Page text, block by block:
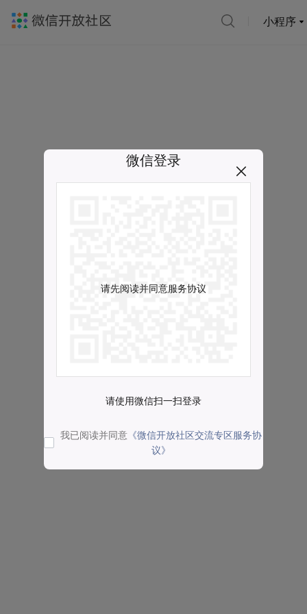
小程序
微信登录
请先阅读并同意服务协议
请使用微信扫一扫登录
我已阅读并同意 《微信开放社区交流专区服务协
议》